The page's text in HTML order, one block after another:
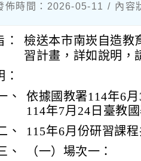
時間：2026-05-11 / 內容
：
檢送本市南崁自造教
習計畫，詳如說明，
：
、
依據國教署114年6
114年7月24日臺教
、
115年6月份研習課
、
（一）場次一：